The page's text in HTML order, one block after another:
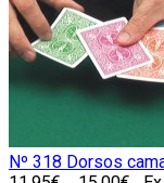
Nº 318 Dorsos